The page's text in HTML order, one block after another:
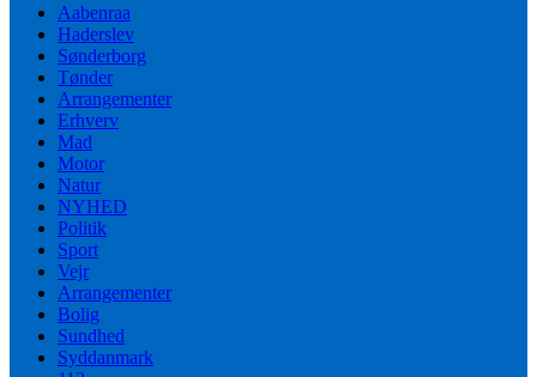
Aabenraa
Haderslev
Sønderborg
Tønder
Arrangementer
Erhverv
Mad
Motor
Natur
NYHED
Politik
Sport
Vejr
Arrangementer
Bolig
Sundhed
Syddanmark